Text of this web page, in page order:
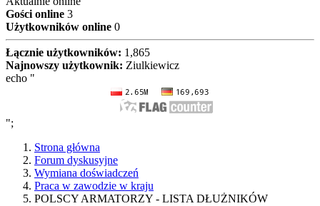
Gości online 3
Użytkowników online 0
Łącznie użytkowników: 1,865
Najnowszy użytkownik: Ziulkiewicz
echo "
";
Strona główna
Forum dyskusyjne
Wymiana doświadczeń
Praca w zawodzie w kraju
POLSCY ARMATORZY - LISTA DŁUŻNIKÓW